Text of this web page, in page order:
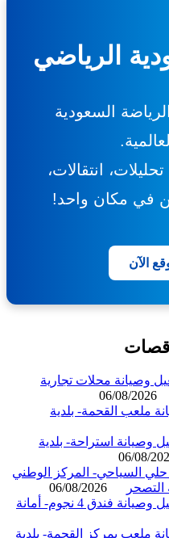
الرياضي
السعودية
انتقالات،
في مكان واحد!
محلات تجارية
06/08/
القحمة- بلدية
استراحة- بلدية
06/
المركز الوطني
06/08/2026
منافسة عامة- إنشاء وتشغيل وصيانة فندق 4 نجوم- أمانة
بمركز القحمة- بلدية